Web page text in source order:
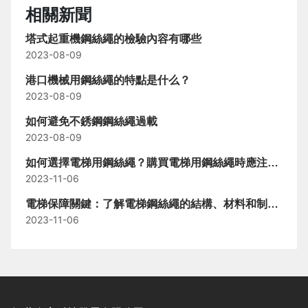
相關新聞
塔式起重機鋼絲繩的檢驗內容有哪些
2023-08-09
港口機械用鋼絲繩的特點是什么？
2023-08-09
如何避免不銹鋼鋼絲繩過載
2023-08-09
如何選擇電梯用鋼絲繩？購買電梯用鋼絲繩時應注意
以下幾點
2023-11-06
電梯保障關鍵：了解電梯鋼絲繩的結構、材料和制造
工藝
2023-11-06